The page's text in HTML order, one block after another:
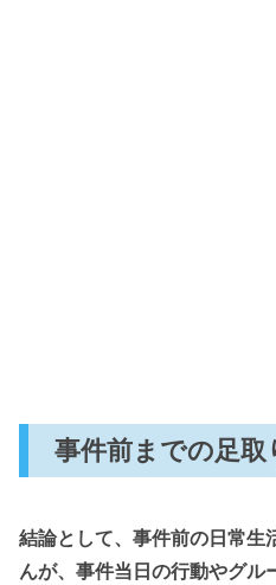
事件前までの足取
結論として、事件前の日常生
んが、事件当日の行動やグ